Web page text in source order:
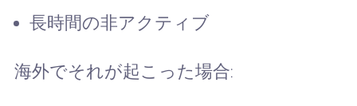
長時間の非アクティブ
海外でそれが起こった場合: